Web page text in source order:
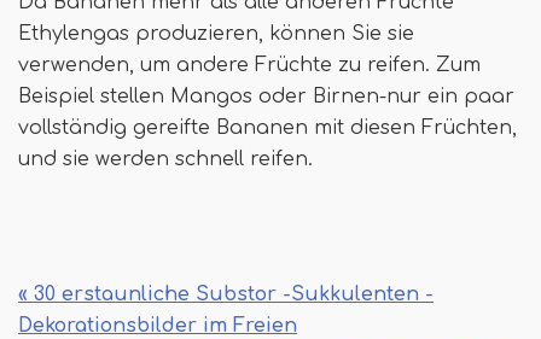
Ethylengas produzieren, können Sie sie
verwenden, um andere Früchte zu reifen. Zum
Beispiel stellen Mangos oder Birnen-nur ein paar
vollständig gereifte Bananen mit diesen Früchten,
und sie werden schnell reifen.
« 30 erstaunliche Substor -Sukkulenten -
Dekorationsbilder im Freien